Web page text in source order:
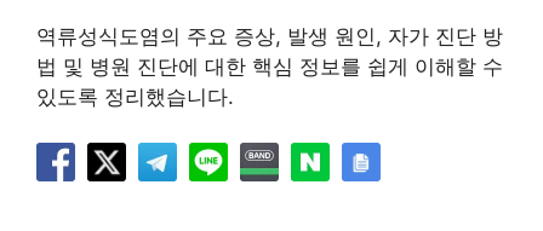
역류성식도염의 주요 증상, 발생 원인, 자가 진단 방
법 및 병원 진단에 대한 핵심 정보를 쉽게 이해할 수
있도록 정리했습니다.